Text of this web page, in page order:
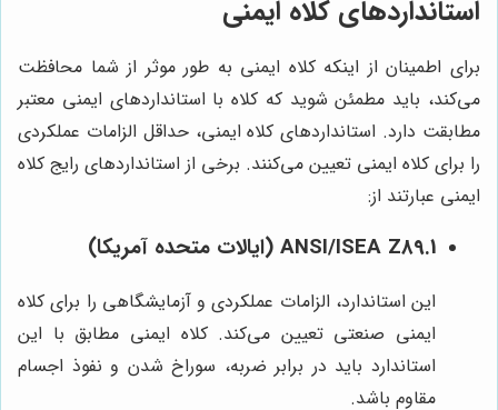
استانداردهای کلاه ایمنی
برای اطمینان از اینکه کلاه ایمنی به طور موثر از شما محافظت
می‌کند، باید مطمئن شوید که کلاه با استانداردهای ایمنی معتبر
مطابقت دارد. استانداردهای کلاه ایمنی، حداقل الزامات عملکردی
را برای کلاه ایمنی تعیین می‌کنند. برخی از استانداردهای رایج کلاه
ایمنی عبارتند از:
ANSI/ISEA Z89.1 (ایالات متحده آمریکا)
این استاندارد، الزامات عملکردی و آزمایشگاهی را برای کلاه
ایمنی صنعتی تعیین می‌کند. کلاه ایمنی مطابق با این
استاندارد باید در برابر ضربه، سوراخ شدن و نفوذ اجسام
مقاوم باشد.